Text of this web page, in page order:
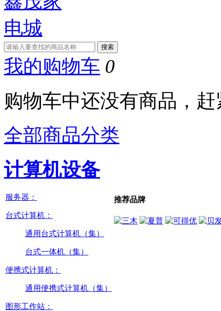
我的购物车 0
购物车中还没有商品，
全部商品分类
计算机设备
服务器：
台式计算机：
通用台式计算机（集）
台式一体机（集）
便携式计算机：
通用便携式计算机（集）
图形工作站：
推荐品牌